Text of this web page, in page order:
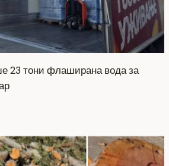
23 тони флаширана вода за